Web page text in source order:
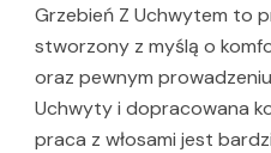
Grzebień Z Uchwytem to
stworzony z myślą o
oraz pewnym
Uchwyty i dopracowana
praca z włosami jest